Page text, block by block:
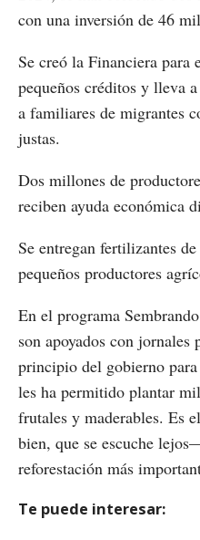
con una inversión de 46
Se creó la Financiera para
pequeños créditos y lleva
a familiares de migrantes
justas.
Dos millones de
reciben ayuda económica
Se entregan fertilizantes
pequeños productores
En el programa
son apoyados con jornales
principio del gobierno
les ha permitido plantar
frutales y maderables. Es
bien, que se escuche
reforestación más
Te puede interesar: